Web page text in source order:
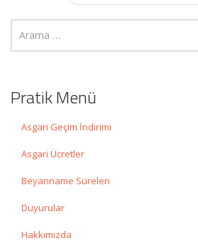
Pratik Menü
Asgari Geçim İndirimi
Asgari Ücretler
Beyanname Süreleri
Duyurular
Hakkımızda